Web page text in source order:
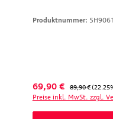
Produktnummer:
Verkaufspreis:
69,90 € Regulärer Preis:
89,90 €
Preise inkl. MwSt. zzgl.